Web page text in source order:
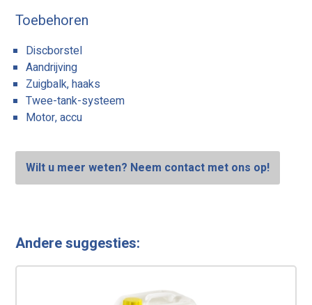
Toebehoren
Discborstel
Aandrijving
Zuigbalk, haaks
Twee-tank-systeem
Motor, accu
Wilt u meer weten? Neem contact met ons op!
Andere suggesties: